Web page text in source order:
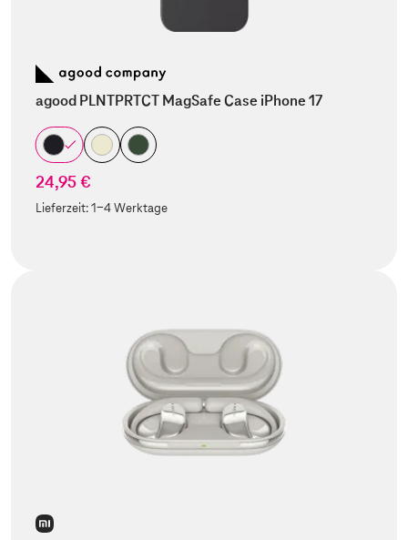
agood PLNTPRTCT MagSafe Case iPhone 17
24,95 €
Lieferzeit:1-4 Werktage